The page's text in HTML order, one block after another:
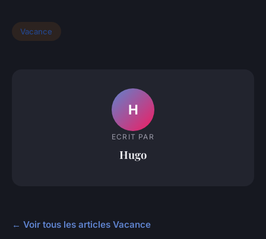
Vacance
H
ECRIT PAR
Hugo
← Voir tous les articles Vacance